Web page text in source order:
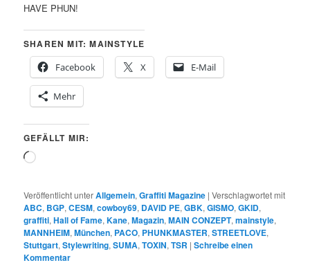
HAVE PHUN!
SHAREN MIT: MAINSTYLE
Facebook
X E-Mail
Mehr
GEFÄLLT MIR:
Wird
Veröffentlicht unterAllgemein,Graffiti Magazine |Verschlagwortet mit
ABC, BGP,CESM,cowboy69, DAVID PE,GBK,GISMO,GKID,
graffiti,Hall of Fame,Kane,Magazin,MAIN CONZEPT,mainstyle,
MANNHEIM,München, PACO, PHUNKMASTER,STREETLOVE,
Stuttgart,Stylewriting,SUMA,TOXIN,TSR |Schreibe einen
Kommentar